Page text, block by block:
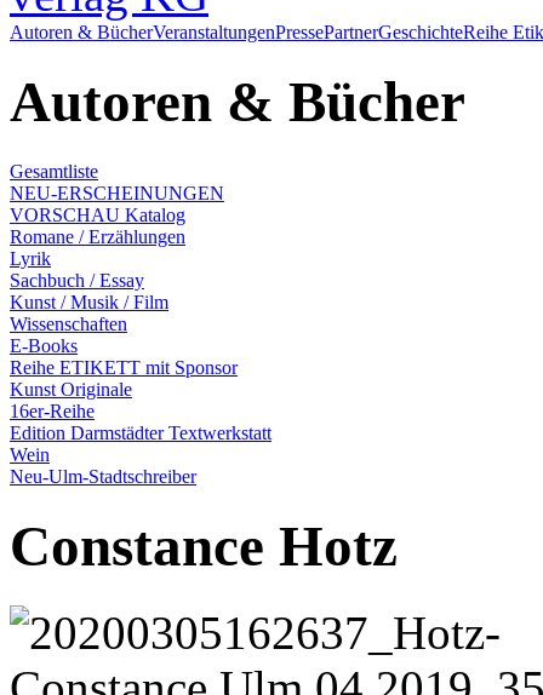
Autoren & BücherVeranstaltungenPressePartnerGeschichteReihe
Autoren & Bücher
Gesamtliste
NEU-ERSCHEINUNGEN
VORSCHAU Katalog
Romane / Erzählungen
Lyrik
Sachbuch / Essay
Kunst / Musik / Film
Wissenschaften
E-Books
Reihe ETIKETT mit Sponsor
Kunst Originale
16er-Reihe
Edition Darmstädter Textwerkstatt
Wein
Neu-Ulm-Stadtschreiber
Constance Hotz